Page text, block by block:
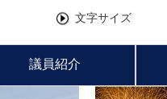
文字サイズ
議員紹介